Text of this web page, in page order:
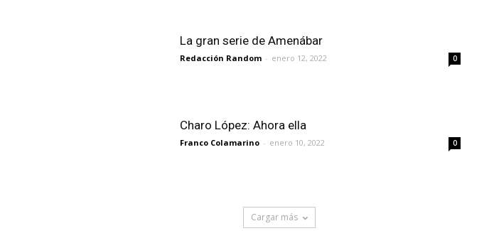
La gran serie de Amenábar
Redacción Random - enero 12, 2022 0
Charo López: Ahora ella
Franco Colamarino - enero 10, 2022 0
Cargar más